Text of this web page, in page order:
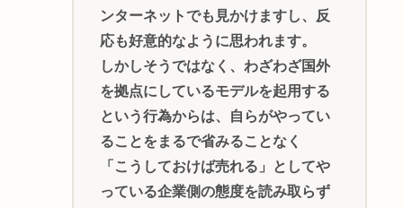
ンターネットでも見かけますし、反
応も好意的なように思われます。
しかしそうではなく、わざわざ国外
を拠点にしているモデルを起用する
という行為からは、自らがやってい
ることをまるで省みることなく
「こうしておけば売れる」としてや
っている企業側の態度を読み取らず